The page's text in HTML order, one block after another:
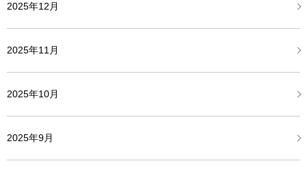
2025年12月
2025年11月
2025年10月
2025年9月